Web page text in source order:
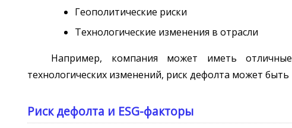
Геополитические риски
Технологические изменения в отрасли
Например, компания может иметь
технологических изменений, риск дефолта может
Риск дефолта и ESG-факторы